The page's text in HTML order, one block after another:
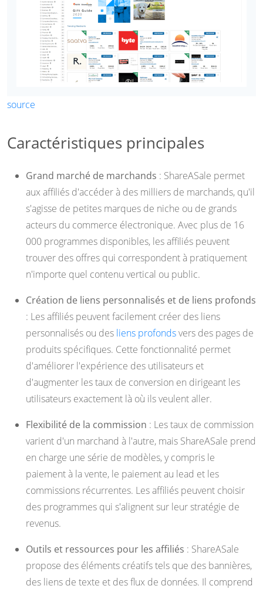
source
Caractéristiques principales
Grand marché de marchands : ShareASale permet
aux affiliés d'accéder à des milliers de marchands, qu'il
s'agisse de petites marques de niche ou de grands
acteurs du commerce électronique. Avec plus de 16
000 programmes disponibles, les affiliés peuvent
trouver des offres qui correspondent à pratiquement
n'importe quel contenu vertical ou public.
Création de liens personnalisés et de liens profonds
: Les affiliés peuvent facilement créer des liens
personnalisés ou des liens profondsvers des pages de
produits spécifiques. Cette fonctionnalité permet
d'améliorer l'expérience des utilisateurs et
d'augmenter les taux de conversion en dirigeant les
utilisateurs exactement là où ils veulent aller.
Flexibilité de la commission : Les taux de commission
varient d'un marchand à l'autre, mais ShareASale prend
en charge une série de modèles, y compris le
paiement à la vente, le paiement au lead et les
commissions récurrentes. Les affiliés peuvent choisir
des programmes qui s'alignent sur leur stratégie de
revenus.
Outils et ressources pour les affiliés : ShareASale
propose des éléments créatifs tels que des bannières,
des liens de texte et des flux de données. Il comprend